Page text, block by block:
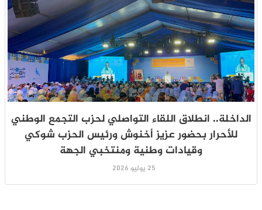
الداخلة.. انطلاق اللقاء التواصلي لحزب التجمع الوطني
للأحرار بحضور عزيز أخنوش ورئيس الحزب شوكي
وقيادات وطنية ومنتخبي الجهة
25 يوليو 2026